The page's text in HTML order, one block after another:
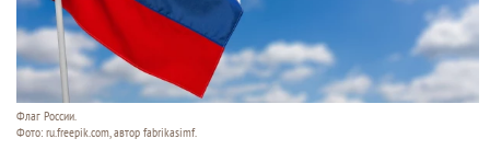
Флаг России.
Фото: ru.freepik.com, автор fabrikasimf.